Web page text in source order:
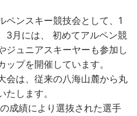
ンスキー競技会として、1
3月には、 初めてアルペン競
ジュニアスキーヤーも参加し
プを開催しています。
会は、従来の八海山麓から丸
します。
成績により選抜された選手